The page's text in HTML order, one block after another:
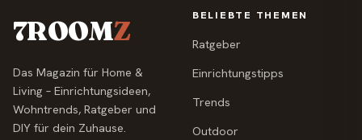
7ROOMZ
Das Magazin für Home &
Living – Einrichtungsideen,
Wohntrends, Ratgeber und
DIY für dein Zuhause.
BELIEBTE THEMEN
Ratgeber
Einrichtungstipps
Trends
Outdoor